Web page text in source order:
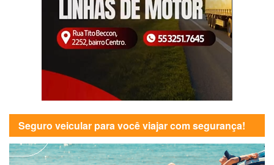
Seguro veicular para você viajar com segurança!